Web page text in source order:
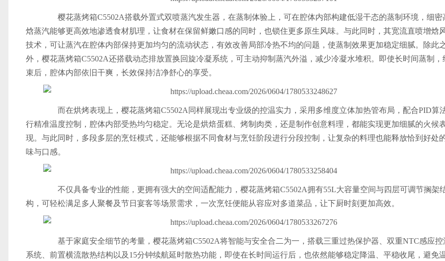
樱花蒸烤箱C5502A搭载外置式双喷蒸汽发生器，在蒸制体验上，可在腔体内部构建低湿干态的蒸制环境，细密
焓蒸汽能够更高效地渗透食材肌理，让食材在保留鲜嫩口感的同时，也锁住更多原生风味。与此同时，其宽流直喷增焓
技术，可让蒸汽在腔体内部保持更加均匀的流动状态，有效改善局部冷热不均的问题，使蒸制效果更加稳定细腻。除此
外，樱花蒸烤箱C5502A还搭载动态排放置换回旋冷凝系统，可主动抑制蒸汽外溢，减少冷凝水堆积。即使长时间蒸制，
束后，腔体内部依旧干爽，长效保持洁净舒心的享受。
而在烘烤表现上，樱花蒸烤箱C5502A同样展现出专业级的控温实力，采用多维度立体加热管布局，配合PID算
行精准温度控制，腔体内部受热均匀稳定。无论是烘焙蛋糕、烤制肉类，还是制作创意料理，都能实现更加细腻的火候
现。与此同时，多段多层的烹饪模式，还能够根据不同食材与烹饪阶段进行分段控制，让复杂的料理也能释放恰到好处
味与口感。
不仅具备专业的性能，更拥有强大的空间适配能力，樱花蒸烤箱C5502A拥有55L大容量空间与四层可调节搁架
构，可轻松满足多人聚餐及节日宴客等场景需求，一次烹饪便能从容应对多道菜品，让下厨时刻更加高效。
基于家庭安全细节的考量，樱花蒸烤箱C5502A将智能与安全合二为一，搭载三重过热保护器、双重NTC感应控
系统、前置横流散热结构以及15分钟续航延时散热功能，即使在长时间运行后，也依然能够稳定降温、平稳收尾，避免